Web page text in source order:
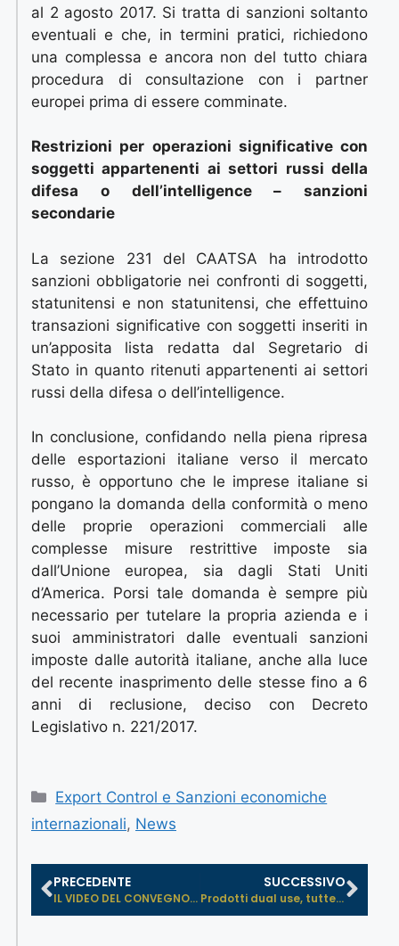
al 2 agosto 2017. Si tratta di sanzioni soltanto
eventuali e che, in termini pratici, richiedono
una complessa e ancora non del tutto chiara
procedura di consultazione con i partner
europei prima di essere comminate.
Restrizioni per operazioni significative con
soggetti appartenenti ai settori russi della
difesa o dell’intelligence – sanzioni
secondarie
La sezione 231 del CAATSA ha introdotto
sanzioni obbligatorie nei confronti di soggetti,
statunitensi e non statunitensi, che effettuino
transazioni significative con soggetti inseriti in
un’apposita lista redatta dal Segretario di
Stato in quanto ritenuti appartenenti ai settori
russi della difesa o dell’intelligence.
In conclusione, confidando nella piena ripresa
delle esportazioni italiane verso il mercato
russo, è opportuno che le imprese italiane si
pongano la domanda della conformità o meno
delle proprie operazioni commerciali alle
complesse misure restrittive imposte sia
dall’Unione europea, sia dagli Stati Uniti
d’America. Porsi tale domanda è sempre più
necessario per tutelare la propria azienda e i
suoi amministratori dalle eventuali sanzioni
imposte dalle autorità italiane, anche alla luce
del recente inasprimento delle stesse fino a 6
anni di reclusione, deciso con Decreto
Legislativo n. 221/2017.
Export Control e Sanzioni economiche
internazionali, News
PRECEDENTE
IL VIDEO DEL CONVEGNO: IL NUOVO DEC...
SUCCESSIVO
Prodotti dual use, tutte le novità...